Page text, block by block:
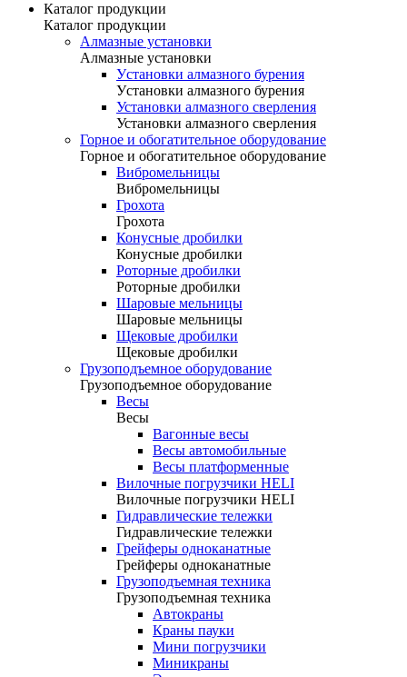
Каталог продукции
Каталог продукции
Алмазные установки
Алмазные установки
Уcтановки алмазного бурения
Уcтановки алмазного бурения
Установки алмазного сверления
Установки алмазного сверления
Горное и обогатительное оборудование
Горное и обогатительное оборудование
Вибромельницы
Вибромельницы
Грохота
Грохота
Конусные дробилки
Конусные дробилки
Роторные дробилки
Роторные дробилки
Шаровые мельницы
Шаровые мельницы
Щековые дробилки
Щековые дробилки
Грузоподъемное оборудование
Грузоподъемное оборудование
Весы
Весы
Вагонные весы
Весы автомобильные
Весы платформенные
Вилочные погрузчики HELI
Вилочные погрузчики HELI
Гидравлические тележки
Гидравлические тележки
Грейферы одноканатные
Грейферы одноканатные
Грузоподъемная техника
Грузоподъемная техника
Автокраны
Краны пауки
Мини погрузчики
Миникраны